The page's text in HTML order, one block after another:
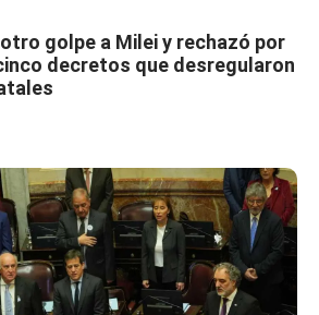
golpe a Milei y rechazó por
decretos que desregularon